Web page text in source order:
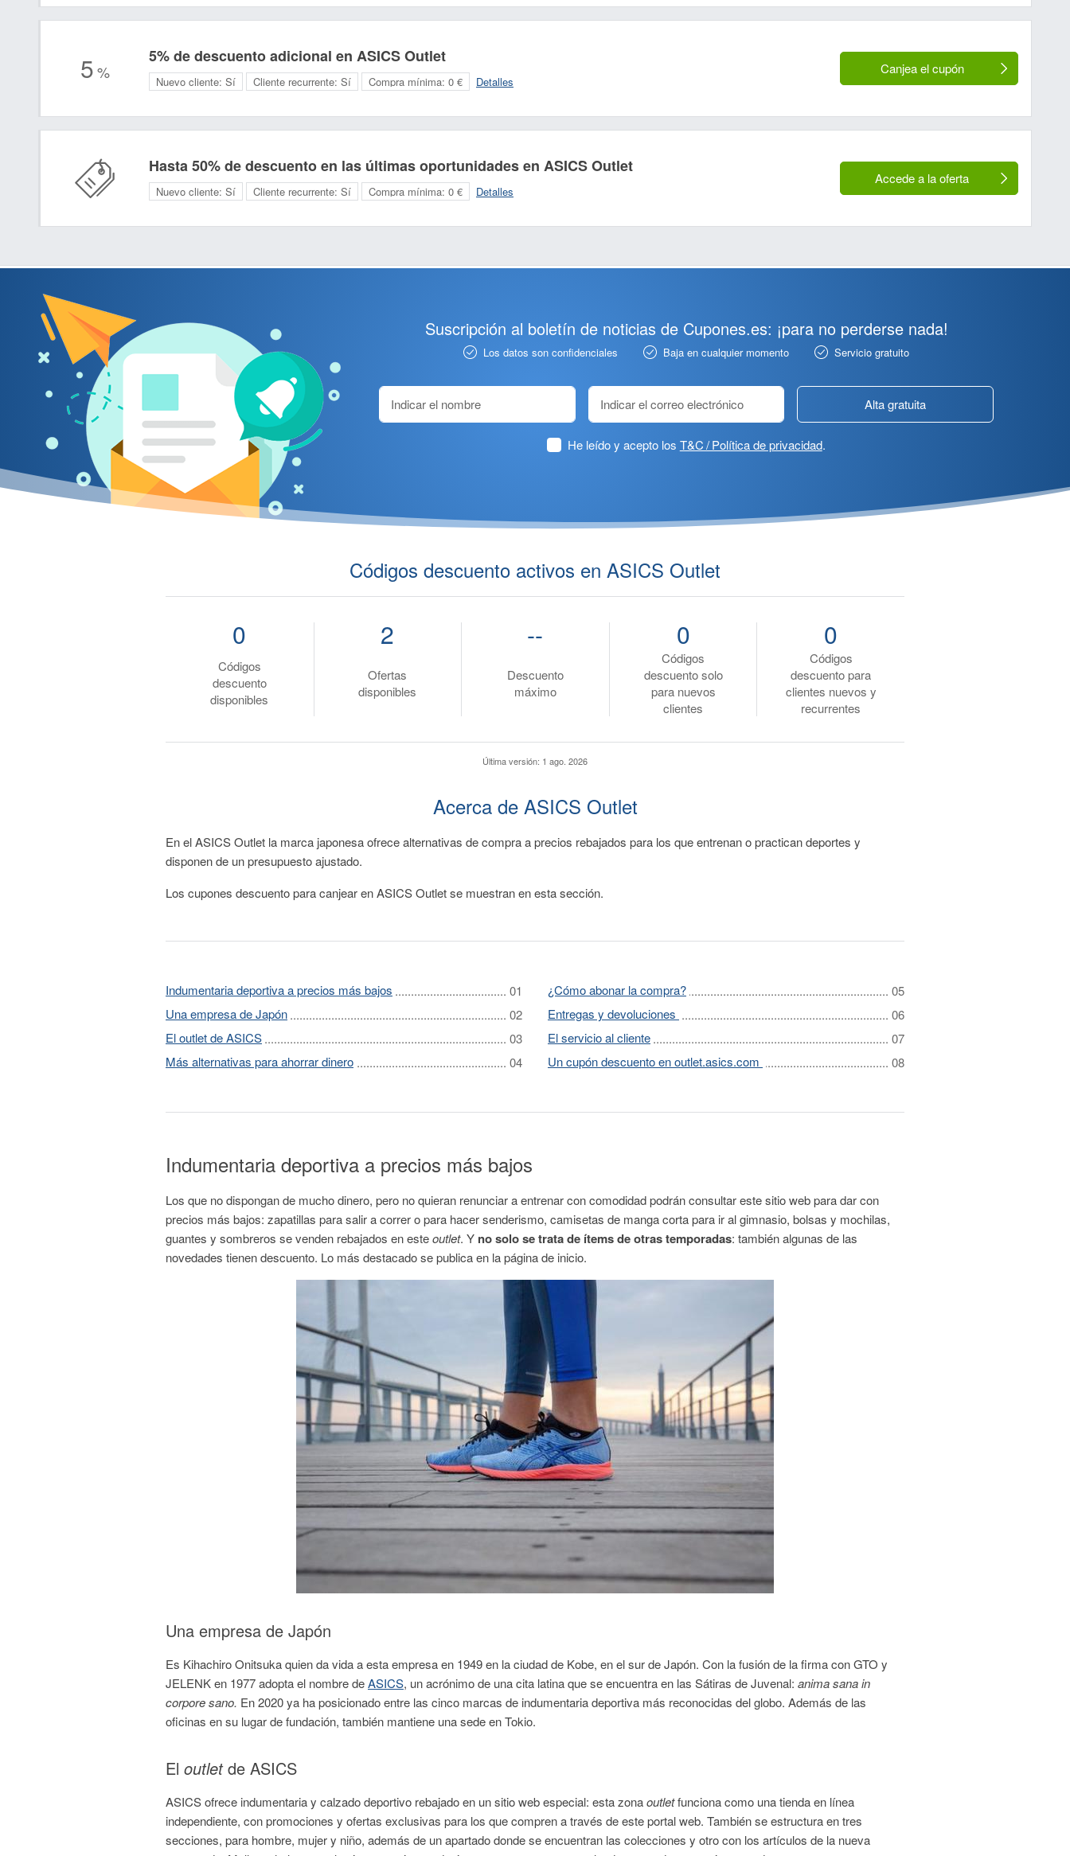
5%
5% de descuento adicional en ASICS Outlet
Canjea el cupón
Nuevo cliente: Sí Cliente recurrente: Sí Compra mínima: 0 € Detalles
Hasta 50% de descuento en las últimas oportunidades en ASICS Outlet
Accede a la oferta
Nuevo cliente: Sí Cliente recurrente: Sí Compra mínima: 0 € Detalles
Suscripción al boletín de noticias de Cupones.es: ¡para no perderse nada!
Los datos son confidenciales Baja en cualquier momento Servicio gratuito
Alta gratuita
He leído y acepto los T&C / Política de privacidad.
Códigos descuento activos en ASICS Outlet
Códigos
descuento
disponibles
0
Ofertas
disponibles
2
Descuento
máximo
--
Códigos
descuento solo
para nuevos
clientes
0
Códigos
descuento para
clientes nuevos y
recurrentes
0
Última versión: 1 ago. 2026
Acerca de ASICS Outlet
En el ASICS Outlet la marca japonesa ofrece alternativas de compra a precios rebajados para los que entrenan o practican deportes y
disponen de un presupuesto ajustado.
Los cupones descuento para canjear en ASICS Outlet se muestran en esta sección.
Indumentaria deportiva a precios más bajos
Una empresa de Japón
El outlet de ASICS
Más alternativas para ahorrar dinero
¿Cómo abonar la compra?
Entregas y devoluciones
El servicio al cliente
Un cupón descuento en outlet.asics.com
Indumentaria deportiva a precios más bajos
Los que no dispongan de mucho dinero, pero no quieran renunciar a entrenar con comodidad podrán consultar este sitio web para dar con
precios más bajos: zapatillas para salir a correr o para hacer senderismo, camisetas de manga corta para ir al gimnasio, bolsas y mochilas,
guantes y sombreros se venden rebajados en esteoutlet. Y no solo se trata de ítems de otras temporadas: también algunas de las
novedades tienen descuento. Lo más destacado se publica en la página de inicio.
Una empresa de Japón
Es Kihachiro Onitsuka quien da vida a esta empresa en 1949 en la ciudad de Kobe, en el sur de Japón. Con la fusión de la firma con GTO y
JELENK en 1977 adopta el nombre deASICS, un acrónimo de una cita latina que se encuentra en las Sátiras de Juvenal: anima sana in
corpore sano. En 2020 ya ha posicionado entre las cinco marcas de indumentaria deportiva más reconocidas del globo. Además de las
oficinas en su lugar de fundación, también mantiene una sede en Tokio.
El outletde ASICS
ASICS ofrece indumentaria y calzado deportivo rebajado en un sitio web especial: esta zonaoutletfunciona como una tienda en línea
independiente, con promociones y ofertas exclusivas para los que compren a través de este portal web. También se estructura en tres
secciones, para hombre, mujer y niño, además de un apartado donde se encuentran las colecciones y otro con los artículos de la nueva